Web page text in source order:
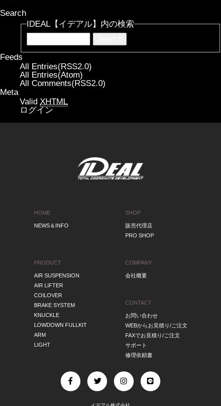
Search
IDEAL【イデアル】内の検索
Feeds
All Entries(RSS2.0)
All Entries(Atom)
All Comments(RSS2.0)
Meta
Valid XHTML
ログイン
HOME
NEWS＆INFO
PRODUCT
AIR SUSPENSION
AIR LIFTER
COILOVER
BRAKE SYSTEM
KNUCKLE
LOWDOWN FULLKIT
ARM
LIGHT
SHOP
販売代理店
PRO SHOP
COMPANY
会社概要
CONTACT
お問い合わせ
WEBからお見積り/ご注文
FAXでお見積り/ご注文
サポート
修理依頼書